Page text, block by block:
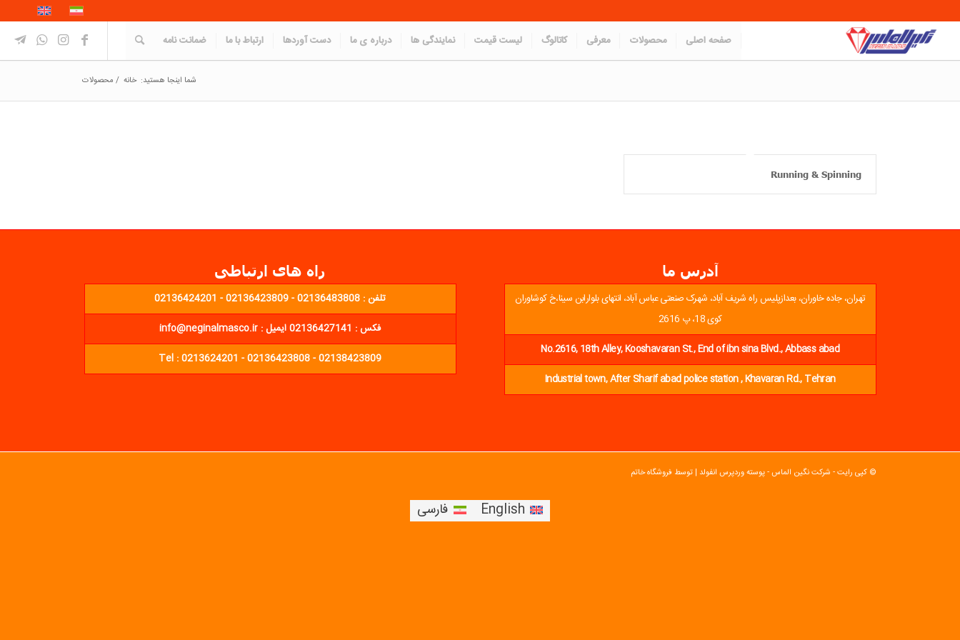
صفحه اصلی محصولات معرفی کاتالوگ لیست قیمت نمایندگی ها درباره ی ما دست آوردها ارتباط با ما ضمانت نامه
شما اینجا هستید: خانه / محصولات
Running & Spinning
آدرس ما
تهران، جاده خاوران، بعدازپلیس راه شریف آباد، شهرک صنعتی عباس آباد، انتهای بلوارابن سینا،خ کوشاوران
کوی 18، پ 2616
No.2616, 18th Alley, Kooshavaran St., End of ibn sina Blvd., Abbass abad
Industrial town, After Sharif abad police station , Khavaran Rd., Tehran
راه های ارتباطی
تلفن : 02136483808 - 02136423809 - 02136424201
فکس : 02136427141 ایمیل : info@neginalmasco.ir
Tel : 0213624201 - 02136423808 - 02138423809
© کپی رایت - شرکت نگین الماس -پوسته وردپرس انفولد | توسط فروشگاه خاتم
English فارسی